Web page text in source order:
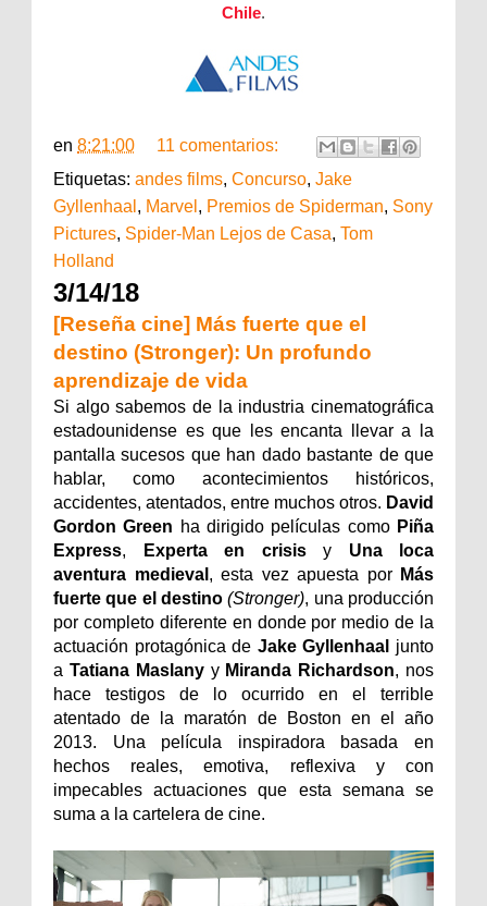
Chile.
en 8:21:00
11 comentarios:
Etiquetas: andes films, Concurso, Jake
Gyllenhaal , Marvel , Premios de Spiderman, Sony
Pictures, Spider-Man Lejos de Casa, Tom
Holland
3/14/18
[Reseña cine] Más fuerte que el
destino (Stronger): Un profundo
aprendizaje de vida
Si algo sabemos de la industria cinematográfica
estadounidense es que les encanta llevar a la
pantalla sucesos que han dado bastante de que
hablar, como acontecimientos históricos,
accidentes, atentados, entre muchos otros. David
Gordon Green ha dirigido películas como Piña
Express, Experta en crisisy Una loca
aventura medieval , esta vez apuesta por Más
fuerte que el destino (Stronger), una producción
por completo diferente en donde por medio de la
actuación protagónica de Jake Gyllenhaal
junto
a Tatiana Maslanyy Miranda Richardson, nos
hace testigos de lo ocurrido en el terrible
atentado de la maratón de Boston en el año
2013. Una película inspiradora basada en
hechos reales, emotiva, reflexiva y con
impecables actuaciones que esta semana se
suma a la cartelera de cine.